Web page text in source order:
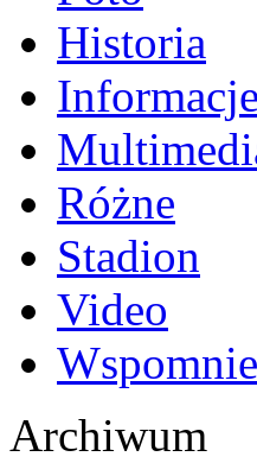
Historia
Różne
Stadion
Video
Archiwum